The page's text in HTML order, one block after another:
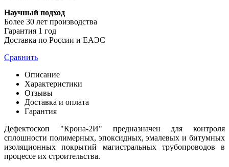
Научный подход
Более 30 лет производства
Гарантия 1 год
Доставка по России и ЕАЭС
Сравнить
Описание
Характеристики
Отзывы
Доставка и оплата
Гарантия
Дефектоскоп "Крона-2И" предназначен для контроля
сплошности полимерных, эпоксидных, эмалевых и битумных
изоляционных покрытий магистральных трубопроводов в
процессе их строительства.